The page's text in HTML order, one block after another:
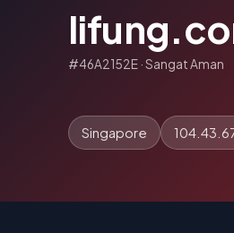
#46A2152E · Sangat Aman
Singapore